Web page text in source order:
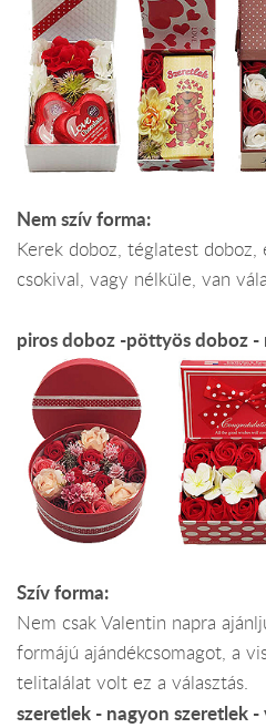
Nem szív forma:
Kerek doboz, téglatest doboz,
csokival, vagy nélküle, van
piros doboz -pöttyös doboz -
Szív forma:
Nem csak Valentin napra
formájú ajándékcsomagot, a
telitalálat volt ez a választás.
szeretlek - nagyon szeretlek